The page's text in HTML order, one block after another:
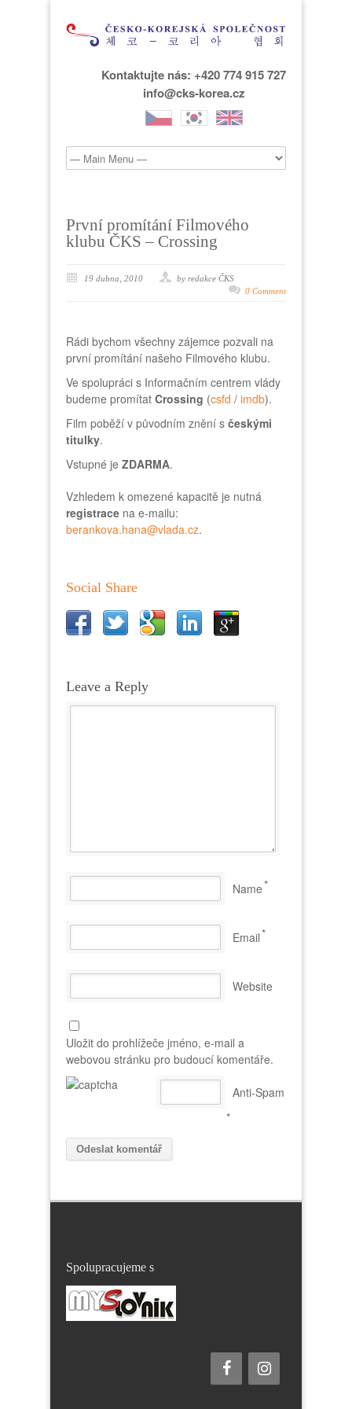
Kontaktujte nás: +420 774 915 727
info@cks-korea.cz
První promítání Filmového
klubu ČKS – Crossing
19 dubna, 2010
by redakce ČKS
0 Comment
Rádi bychom všechny zájemce pozvali na
první promítání našeho Filmového klubu.
Ve spolupráci s Informačním centrem vlády
budeme promítat Crossing (csfd / imdb).
Film poběží v původním znění s českými
titulky.
Vstupné je ZDARMA.
Vzhledem k omezené kapacitě je nutná
registrace na e-mailu:
berankova.hana@vlada.cz.
Social Share
Leave a Reply
Name*
Email*
Website
Uložit do prohlížeče jméno, e-mail a
webovou stránku pro budoucí komentáře.
Anti-Spam
*
Spolupracujeme s